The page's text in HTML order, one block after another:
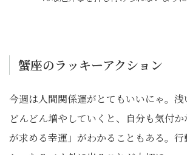
蟹座のラッキーアクション
今週は人間関係運がとてもいいにゃ。
どんどん増やしていくと、自分も気付
が求める幸運」がわかることもある。